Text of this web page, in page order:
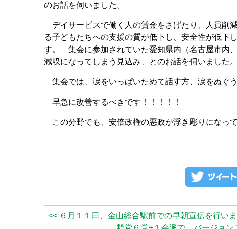
のお話を伺いました。
デイサービスで働く人の賃金をさげたり、人員削
る子どもたちへの支援の質が低下し、安全性が低下
す。 集会に参加されていた愛知県内（名古屋市内
減収になってしまう見込み、とのお話を伺いました。
集会では、涙をいっぱいためて話す方、涙をぬぐう
早急に改善するべきです！！！！！
この分野でも、安倍政権の悪政が浮き彫りになって
<< ６月１１日、金山総合駅前での早朝宣伝を行いま